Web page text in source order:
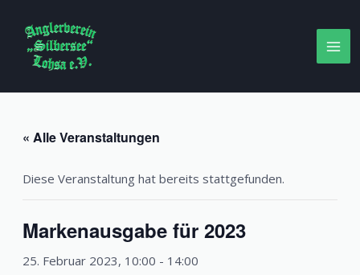
Inhalt
springen
« Alle Veranstaltungen
Diese Veranstaltung hat bereits stattgefunden.
Markenausgabe für 2023
25. Februar 2023, 10:00 - 14:00